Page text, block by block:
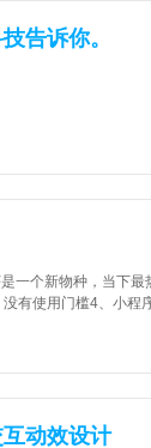
告诉你。
是一个新物种，当下
有使用门槛4、小
动效设计